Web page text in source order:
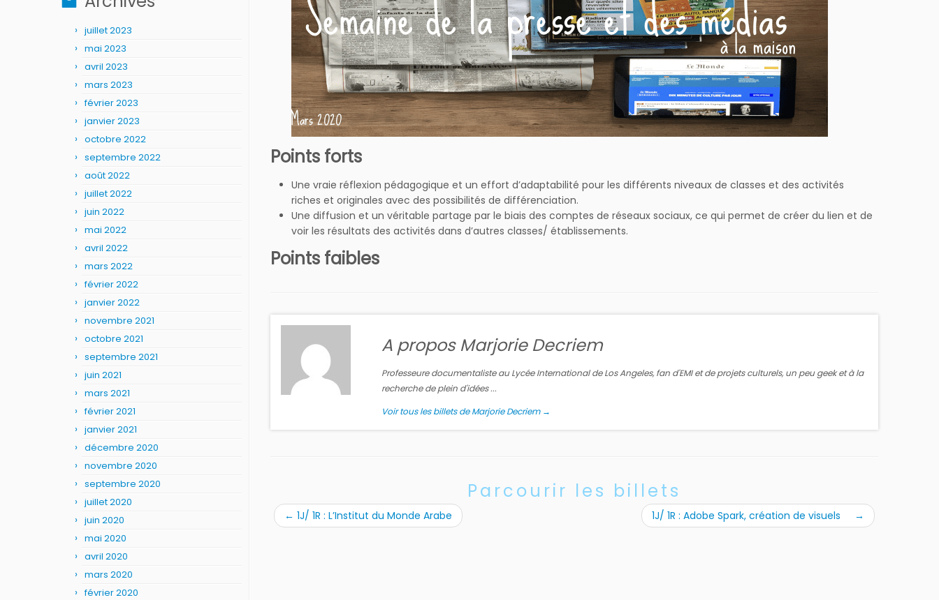
juillet 2023
mai 2023
avril 2023
mars 2023
février 2023
janvier 2023
octobre 2022
septembre 2022
août 2022
juillet 2022
juin 2022
mai 2022
avril 2022
mars 2022
février 2022
janvier 2022
novembre 2021
octobre 2021
septembre 2021
juin 2021
mars 2021
février 2021
janvier 2021
décembre 2020
novembre 2020
septembre 2020
juillet 2020
juin 2020
mai 2020
avril 2020
mars 2020
février 2020
Points forts
Une vraie réflexion pédagogique et un effort d’adaptabilité pour les différents niveaux de classes et des activités
riches et originales avec des possibilités de différenciation.
Une diffusion et un véritable partage par le biais des comptes de réseaux sociaux, ce qui permet de créer du lien et de
voir les résultats des activités dans d’autres classes/ établissements.
Points faibles
A propos Marjorie Decriem
Professeure documentaliste au Lycée International de Los Angeles, fan d'EMI et de projets culturels, un peu geek et à la
recherche de plein d'idées ...
Voir tous les billets de Marjorie Decriem →
Parcourir les billets
← 1J/ 1R : L’Institut du Monde Arabe 1J/ 1R : Adobe Spark, création de visuels →